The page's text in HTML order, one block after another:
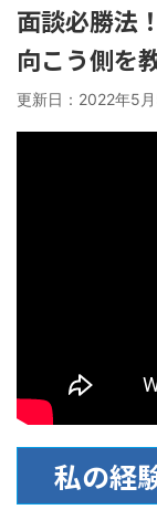
面談必勝法
向こう側を
更新日： 2022年5
私の経